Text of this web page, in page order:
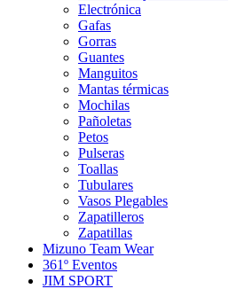
Electrónica
Gafas
Gorras
Guantes
Manguitos
Mantas térmicas
Mochilas
Pañoletas
Petos
Pulseras
Toallas
Tubulares
Vasos Plegables
Zapatilleros
Zapatillas
Mizuno Team Wear
361º Eventos
JIM SPORT